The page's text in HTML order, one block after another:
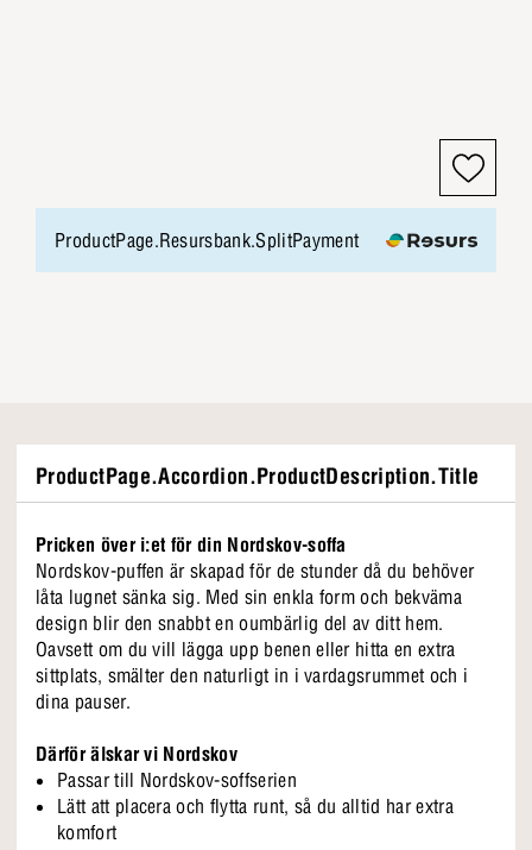
ProductPage.Resursbank.SplitPayment
ProductPage.Accordion.ProductDescription.Title
Pricken över i:et för din Nordskov-soffa
Nordskov-puffen är skapad för de stunder då du behöver
låta lugnet sänka sig. Med sin enkla form och bekväma
design blir den snabbt en oumbärlig del av ditt hem.
Oavsett om du vill lägga upp benen eller hitta en extra
sittplats, smälter den naturligt in i vardagsrummet och i
dina pauser.
Därför älskar vi Nordskov
Passar till Nordskov-soffserien
Lätt att placera och flytta runt, så du alltid har extra
komfort